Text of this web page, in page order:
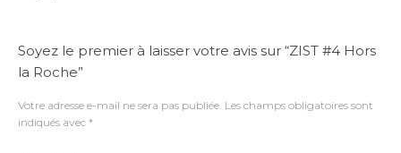
Soyez le premier à laisser votre avis sur “ZIST #4 Hors
la Roche”
Votre adresse e-mail ne sera pas publiée. Les champs obligatoires sont
indiqués avec *